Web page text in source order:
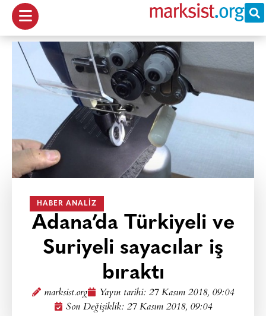
HABER ANALIZ
Adana’da Türkiyeli ve
Suriyeli sayacılar iş
bıraktı
marksist.org Yayın tarihi: 27 Kasım 2018, 09:04
Son Değişiklik: 27 Kasım 2018, 09:04